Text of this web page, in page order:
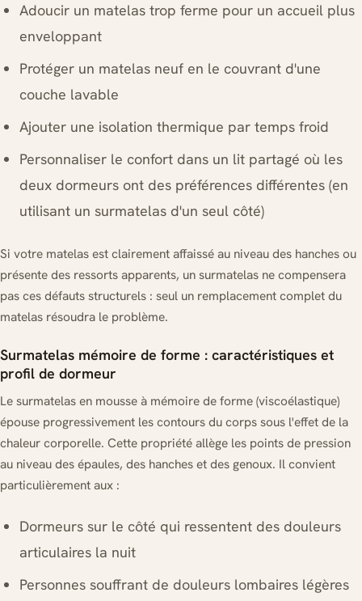
Adoucir un matelas trop ferme pour un accueil plus
enveloppant
Protéger un matelas neuf en le couvrant d'une
couche lavable
Ajouter une isolation thermique par temps froid
Personnaliser le confort dans un lit partagé où les
deux dormeurs ont des préférences différentes (en
utilisant un surmatelas d'un seul côté)
Si votre matelas est clairement affaissé au niveau des hanches ou
présente des ressorts apparents, un surmatelas ne compensera
pas ces défauts structurels : seul un remplacement complet du
matelas résoudra le problème.
Surmatelas mémoire de forme : caractéristiques et
profil de dormeur
Le surmatelas en mousse à mémoire de forme (viscoélastique)
épouse progressivement les contours du corps sous l'effet de la
chaleur corporelle. Cette propriété allège les points de pression
au niveau des épaules, des hanches et des genoux. Il convient
particulièrement aux :
Dormeurs sur le côté qui ressentent des douleurs
articulaires la nuit
Personnes souffrant de douleurs lombaires légères